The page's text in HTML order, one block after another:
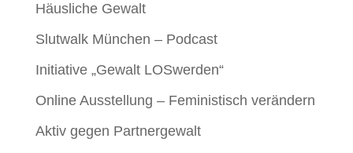
Häusliche Gewalt
Slutwalk München – Podcast
Initiative „Gewalt LOSwerden“
Online Ausstellung – Feministisch verändern
Aktiv gegen Partnergewalt